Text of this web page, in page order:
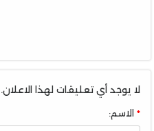
لا يوجد أي تعليقات لهذا الاعلان.
الاسم: